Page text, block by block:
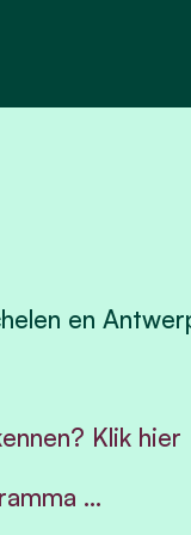
en
Klik hier
...